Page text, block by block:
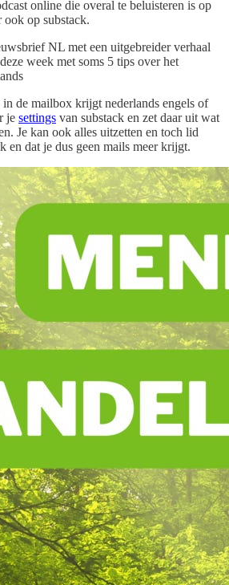
online die overal te beluisteren is op
ook op substack.
NL met een uitgebreider verhaal
week met soms 5 tips over het
de mailbox krijgt nederlands engels of
je settings van substack en zet daar uit wat
Je kan ook alles uitzetten en toch lid
en dat je dus geen mails meer krijgt.